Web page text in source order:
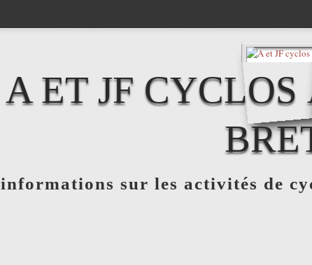
A ET JF
informations sur les activités de